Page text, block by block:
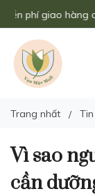
giao hàng cho
Trang nhất
Vì sao
cần